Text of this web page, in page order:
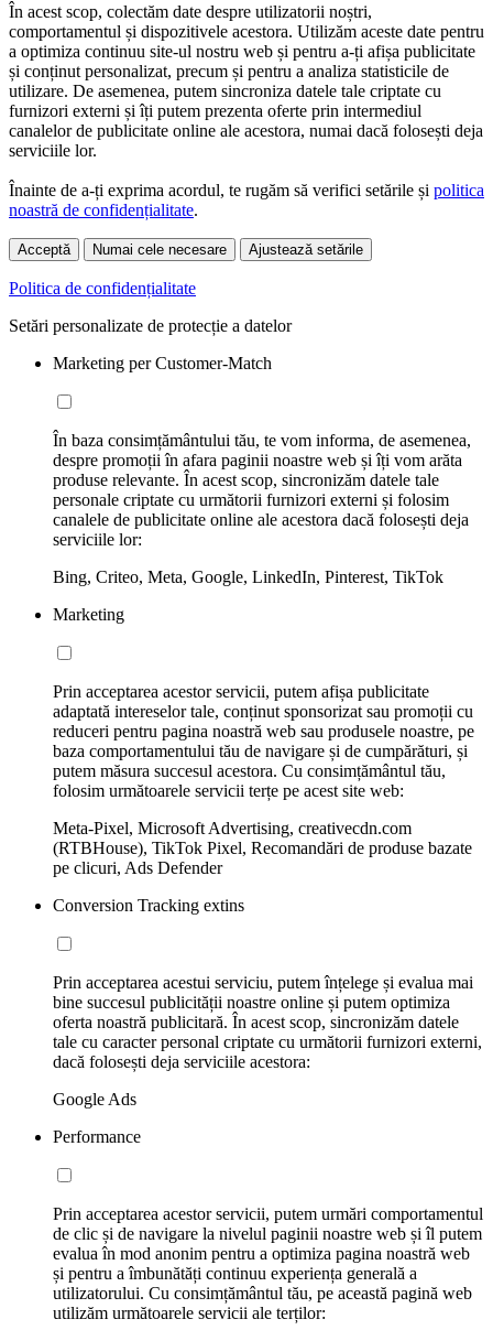
În acest scop, colectăm date despre utilizatorii noștri,
comportamentul și dispozitivele acestora. Utilizăm aceste date pentru
a optimiza continuu site-ul nostru web și pentru a-ți afișa publicitate
și conținut personalizat, precum și pentru a analiza statisticile de
utilizare. De asemenea, putem sincroniza datele tale criptate cu
furnizori externi și îți putem prezenta oferte prin intermediul
canalelor de publicitate online ale acestora, numai dacă folosești deja
serviciile lor.
Înainte de a-ți exprima acordul, te rugăm să verifici setările și politica
noastră de confidențialitate.
Acceptă Numai cele necesare Ajustează setările
Politica de confidențialitate
Setări personalizate de protecție a datelor
Marketing per Customer-Match
În baza consimțământului tău, te vom informa, de asemenea,
despre promoții în afara paginii noastre web și îți vom arăta
produse relevante. În acest scop, sincronizăm datele tale
personale criptate cu următorii furnizori externi și folosim
canalele de publicitate online ale acestora dacă folosești deja
serviciile lor:
Bing, Criteo, Meta, Google, LinkedIn, Pinterest, TikTok
Marketing
Prin acceptarea acestor servicii, putem afișa publicitate
adaptată intereselor tale, conținut sponsorizat sau promoții cu
reduceri pentru pagina noastră web sau produsele noastre, pe
baza comportamentului tău de navigare și de cumpărături, și
putem măsura succesul acestora. Cu consimțământul tău,
folosim următoarele servicii terțe pe acest site web:
Meta-Pixel, Microsoft Advertising, creativecdn.com
(RTBHouse), TikTok Pixel, Recomandări de produse bazate
pe clicuri, Ads Defender
Conversion Tracking extins
Prin acceptarea acestui serviciu, putem înțelege și evalua mai
bine succesul publicității noastre online și putem optimiza
oferta noastră publicitară. În acest scop, sincronizăm datele
tale cu caracter personal criptate cu următorii furnizori externi,
dacă folosești deja serviciile acestora:
Google Ads
Performance
Prin acceptarea acestor servicii, putem urmări comportamentul
de clic și de navigare la nivelul paginii noastre web și îl putem
evalua în mod anonim pentru a optimiza pagina noastră web
și pentru a îmbunătăți continuu experiența generală a
utilizatorului. Cu consimțământul tău, pe această pagină web
utilizăm următoarele servicii ale terților: